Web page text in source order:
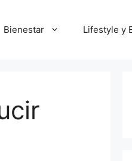
Bienestar Lifestyle y